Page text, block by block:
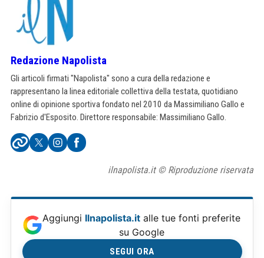
Redazione Napolista
Gli articoli firmati "Napolista" sono a cura della redazione e
rappresentano la linea editoriale collettiva della testata, quotidiano
online di opinione sportiva fondato nel 2010 da Massimiliano Gallo e
Fabrizio d'Esposito. Direttore responsabile: Massimiliano Gallo.
ilnapolista.it © Riproduzione riservata
Aggiungi Ilnapolista.it alle tue fonti preferite
su Google
SEGUI ORA